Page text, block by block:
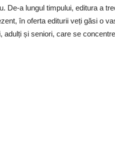
De-a lungul timpului, editura a
în oferta editurii veți găsi o
adulți și seniori, care se